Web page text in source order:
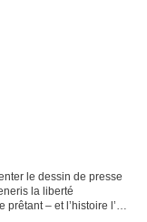
le dessin de presse
la liberté
prêtant – et l’histoire l’a